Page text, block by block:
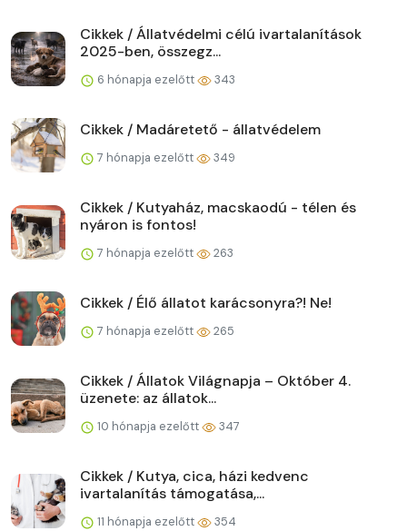
Cikkek / Állatvédelmi célú ivartalanítások
2025-ben, összegz...
6 hónapja ezelőtt 343
Cikkek / Madáretető - állatvédelem
7 hónapja ezelőtt 349
Cikkek / Kutyaház, macskaodú - télen és
nyáron is fontos!
7 hónapja ezelőtt 263
Cikkek / Élő állatot karácsonyra?! Ne!
7 hónapja ezelőtt 265
Cikkek / Állatok Világnapja – Október 4.
üzenete: az állatok...
10 hónapja ezelőtt 347
Cikkek / Kutya, cica, házi kedvenc
ivartalanítás támogatása,...
11 hónapja ezelőtt 354